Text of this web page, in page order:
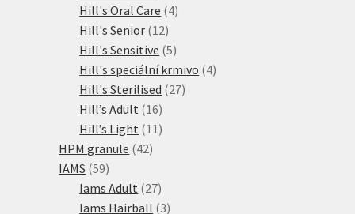
produkty
Hill's Oral Care 44
Hill's Senior 1212
produktů
Hill's Sensitive 55
produktů
Hill's speciální krmivo 44
Hill's Sterilised 2727
Hill’s Adult 1616
produktů
Hill’s Light 11 11
HPM granule 4242
IAMS 5959
produktů
Iams Adult 2727
produktů
Iams Hairball 33